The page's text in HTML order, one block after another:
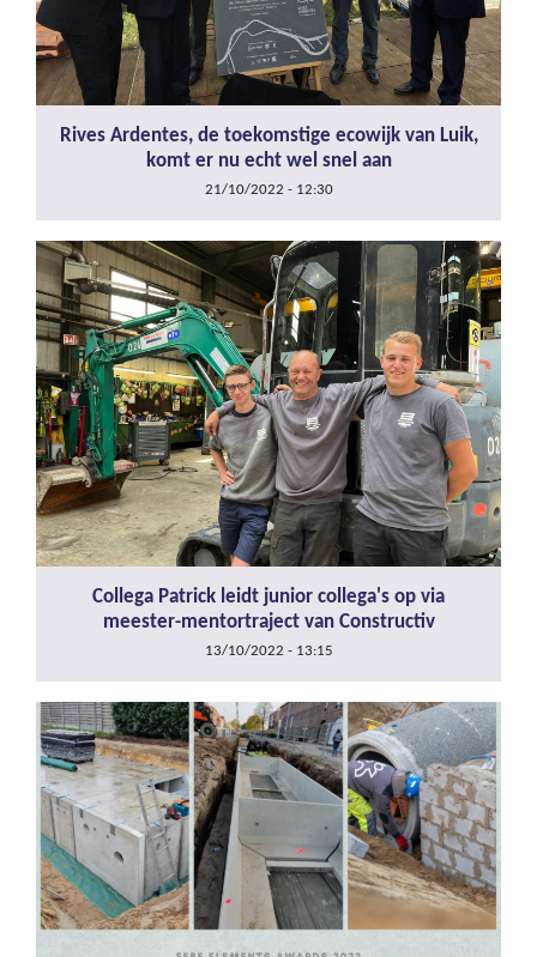
Rives Ardentes, de toekomstige ecowijk van Luik,
komt er nu echt wel snel aan
21/10/2022 - 12:30
Collega Patrick leidt junior collega's op via
meester-mentortraject van Constructiv
13/10/2022 - 13:15